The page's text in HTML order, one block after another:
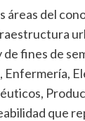
del
fines de
que